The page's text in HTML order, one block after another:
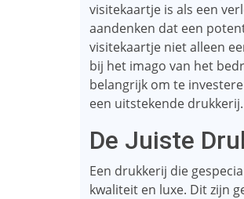
visitekaartje is als een
aandenken dat een
visitekaartje niet alleen
bij het imago van het
belangrijk om te
een uitstekende drukkerij.
De Juiste
Een drukkerij die
kwaliteit en luxe. Dit zijn